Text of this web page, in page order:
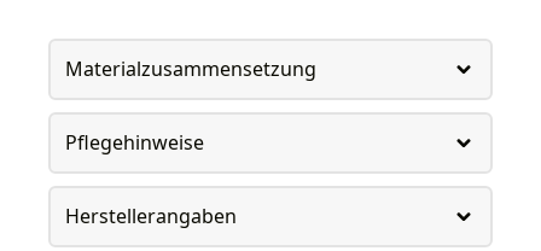
Materialzusammensetzung
Pflegehinweise
Herstellerangaben